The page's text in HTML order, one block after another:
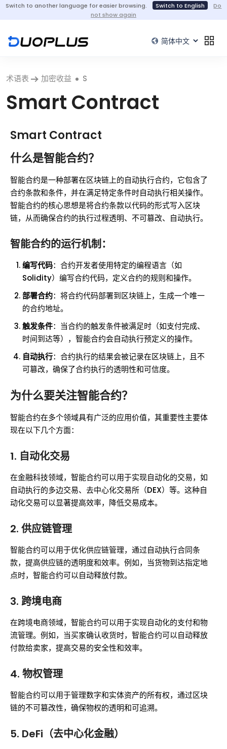
Switch to another language for easier browsing. Switch to English
Do
not show again
术语表 加密收益 S
Smart Contract
Smart Contract
什么是智能合约？
智能合约是一种部署在区块链上的自动执行合约，它包含了
合约条款和条件，并在满足特定条件时自动执行相关操作。
智能合约的核心思想是将合约条款以代码的形式写入区块
链，从而确保合约的执行过程透明、不可篡改、自动执行。
智能合约的运行机制：
编写代码：合约开发者使用特定的编程语言（如
Solidity）编写合约代码，定义合约的规则和操作。
部署合约：将合约代码部署到区块链上，生成一个唯一
的合约地址。
触发条件：当合约的触发条件被满足时（如支付完成、
时间到达等），智能合约会自动执行预定义的操作。
自动执行：合约执行的结果会被记录在区块链上，且不
可篡改，确保了合约执行的透明性和可信度。
为什么要关注智能合约？
智能合约在多个领域具有广泛的应用价值，其重要性主要体
现在以下几个方面：
1. 自动化交易
在金融科技领域，智能合约可以用于实现自动化的交易，如
自动执行的多边交易、去中心化交易所（DEX）等。这种自
动化交易可以显著提高效率，降低交易成本。
2. 供应链管理
智能合约可以用于优化供应链管理，通过自动执行合同条
款，提高供应链的透明度和效率。例如，当货物到达指定地
点时，智能合约可以自动释放付款。
3. 跨境电商
在跨境电商领域，智能合约可以用于实现自动化的支付和物
流管理。例如，当买家确认收货时，智能合约可以自动释放
付款给卖家，提高交易的安全性和效率。
4. 物权管理
智能合约可以用于管理数字和实体资产的所有权，通过区块
链的不可篡改性，确保物权的透明和可追溯。
5. DeFi（去中心化金融）